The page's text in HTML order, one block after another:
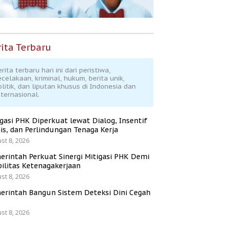
Terbaru
terbaru hari ini dari peristiwa,
kriminal, hukum, berita unik,
dan liputan khusus di Indonesia dan
PHK Diperkuat lewat Dialog, Insentif
dan Perlindungan Tenaga Kerja
8, 2026
Perkuat Sinergi Mitigasi PHK Demi
Ketenagakerjaan
8, 2026
Bangun Sistem Deteksi Dini Cegah
8, 2026